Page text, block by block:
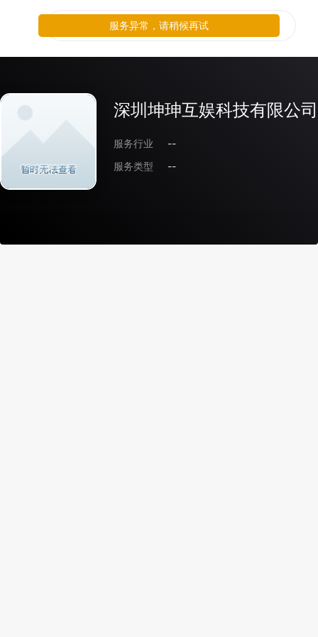
深圳坤珅互娱科技有限公司
服务行业
--
服务类型
--
服务异常，请稍候再试